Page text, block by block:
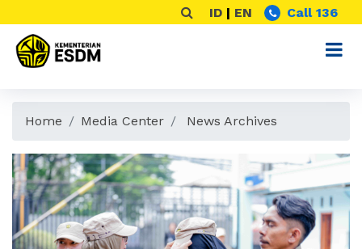
ID | EN Call 136
Home Media Center News Archives